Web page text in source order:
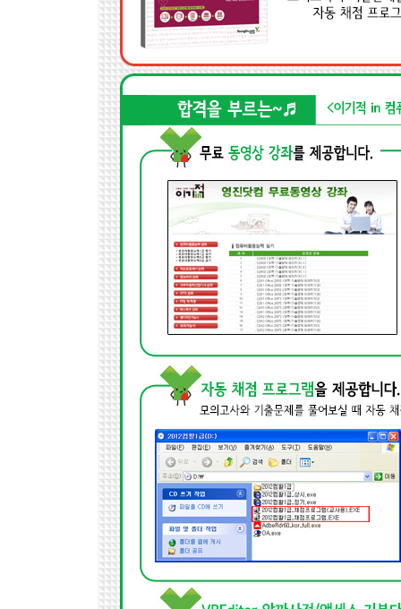
Section 04 부분합
Section 05 데이터 표
Section 06 목표값 찾기
Section 07 시나리오
Section 08 매크로
Chapter 04 기타작업
Section 01 차트
Section 02 프로시저 작성
PART 03 기출문제 따라하기 1회 - 2010년 3회 시행
PART 04 모의고사
Chapter 01 기본 모의고사
Section 01 기본 모의고사 1회
Section 02 기본 모의고사 2회
Section 03 기본 모의고사 3회
Section 04 기본 모의고사 4회
Section 05 기본 모의고사 5회
Chapter 02 실전 모의고사
Section 01 실전 모의고사 1회
Section 02 실전 모의고사 2회
Section 03 실전 모의고사 3회
Section 04 실전 모의고사 4회